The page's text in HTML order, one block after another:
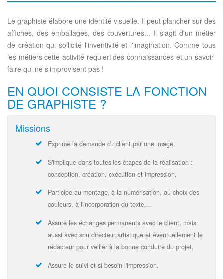
Le graphiste élabore une identité visuelle. Il peut plancher sur des
affiches, des emballages, des couvertures... Il s'agit d'un métier
de création qui sollicité l'inventivité et l'imagination. Comme tous
les métiers cette activité requiert des connaissances et un savoir-
faire qui ne s'improvisent pas !
EN QUOI CONSISTE LA FONCTION
DE GRAPHISTE ?
Missions
Exprime la demande du client par une image,
S'implique dans toutes les étapes de la réalisation :
conception, création, exécution et impression,
Participe au montage, à la numérisation, au choix des
couleurs, à l'incorporation du texte,...
Assure les échanges permanents avec le client, mais
aussi avec son directeur artistique et éventuellement le
rédacteur pour veiller à la bonne conduite du projet,
Assure le suivi et si besoin l'impression.